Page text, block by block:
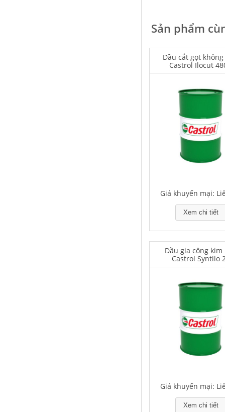
Sản phẩm
Dầu cắt gọt
Castrol Ilocut
Giá khuyến mại:
Xem chi tiết
Dầu gia công kim
Castrol Syntilo
Giá khuyến mại:
Xem chi tiết